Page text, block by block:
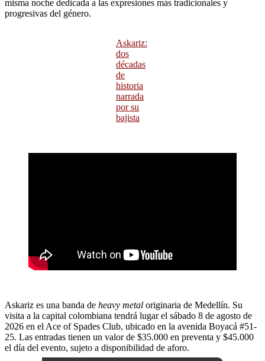
misma noche dedicada a las expresiones más tradicionales y
progresivas del género.
Askariz:
dos
décadas
de
historia
narrada
por su
bajista
Askariz es una banda de heavy metal originaria de Medellín. Su
visita a la capital colombiana tendrá lugar el sábado 8 de agosto de
2026 en el Ace of Spades Club, ubicado en la avenida Boyacá #51-
25. Las entradas tienen un valor de $35.000 en preventa y $45.000
el día del evento, sujeto a disponibilidad de aforo.